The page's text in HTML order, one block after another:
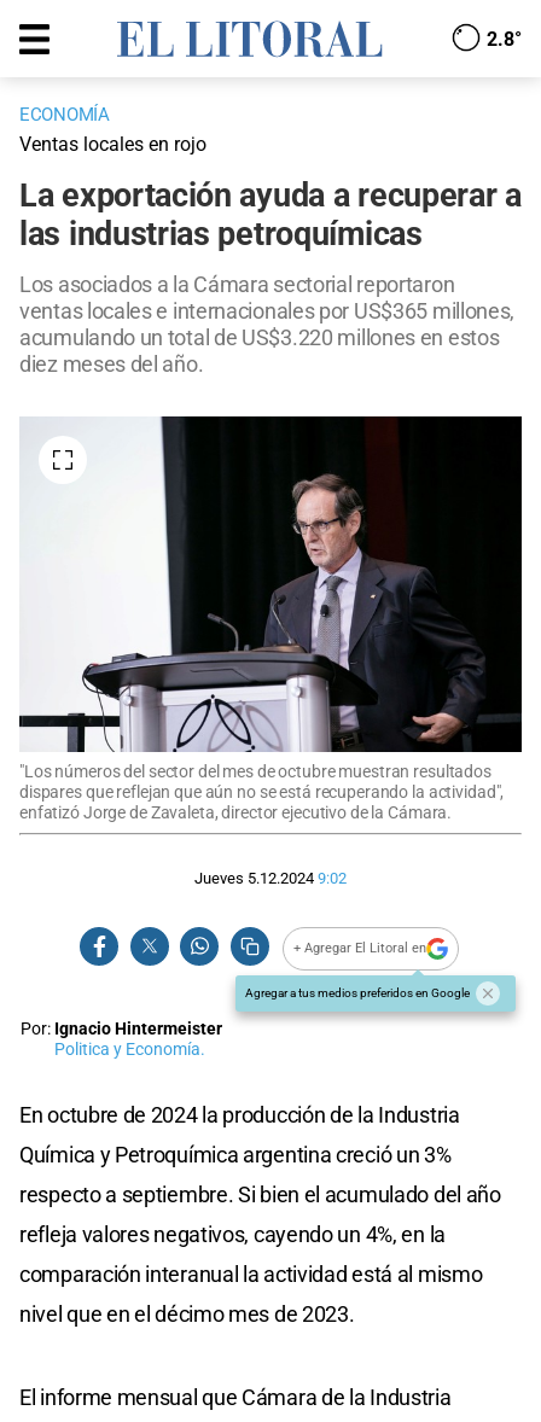
2.8°
ECONOMÍA
Ventas locales en rojo
La exportación ayuda a recuperar a
las industrias petroquímicas
Los asociados a la Cámara sectorial reportaron
ventas locales e internacionales por US$365 millones,
acumulando un total de US$3.220 millones en estos
diez meses del año.
"Los números del sector del mes de octubre muestran resultados
dispares que reflejan que aún no se está recuperando la actividad",
enfatizó Jorge de Zavaleta, director ejecutivo de la Cámara.
Jueves 5.12.2024 9:02
+ Agregar El Litoral en
Agregar a tus medios preferidos en Google
Por: Ignacio Hintermeister
Politica y Economía.
En octubre de 2024 la producción de la Industria
Química y Petroquímica argentina creció un 3%
respecto a septiembre. Si bien el acumulado del año
refleja valores negativos, cayendo un 4%, en la
comparación interanual la actividad está al mismo
nivel que en el décimo mes de 2023.
El informe mensual que Cámara de la Industria